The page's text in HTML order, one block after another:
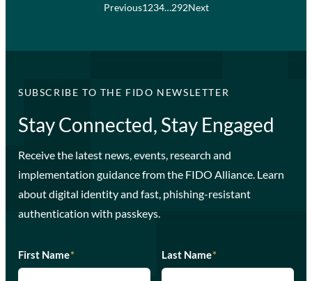
Previous1234…292Next
SUBSCRIBE TO THE FIDO NEWSLETTER
Stay Connected, Stay Engaged
Receive the latest news, events, research and
implementation guidance from the FIDO Alliance. Learn
about digital identity and fast, phishing-resistant
authentication with passkeys.
First Name* Last Name*